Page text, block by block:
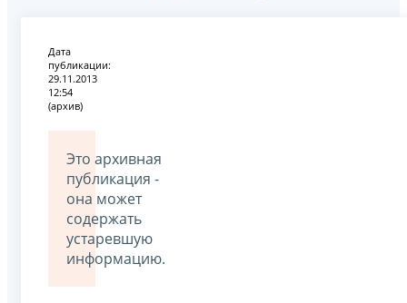
Дата
публикации:
29.11.2013
12:54
(архив)
Это архивная
публикация -
она может
содержать
устаревшую
информацию.